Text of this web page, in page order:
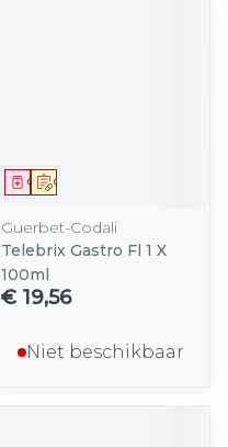
Op voorschrift
Geneesmiddel
Guerbet-Codali
Telebrix Gastro Fl 1 X
100ml
€ 19,56
Niet beschikbaar